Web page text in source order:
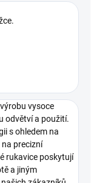
vysoce
odvětví a použití.
s ohledem na
precizní
rukavice poskytují
a jiným